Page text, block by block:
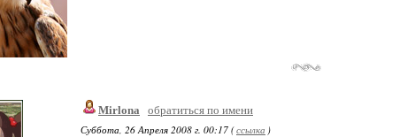
Mirlona
обратиться по имени
Суббота, 26 Апреля 2008 г. 00:17 (ссылка )